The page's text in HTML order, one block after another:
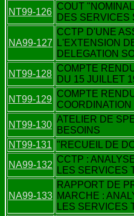
NT99-126
COUT
DES SERVICES
NA99-127
CCTP D'UNE
L'EXTENSION
DELEGATION
NT99-128
COMPTE
DU 15 JUILLET
NT99-129
COMPTE
NT99-130
ATELIER DE
BESOINS
NT99-131 "RECUEIL DE
NA99-132
CCTP :
LES SERVICES
NA99-133
RAPPORT DE
MARCHE :
LES SERVICES